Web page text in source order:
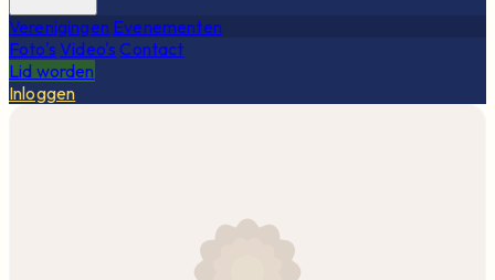
Verenigingen Evenementen
Foto's Video's Contact
Lid worden
Inloggen